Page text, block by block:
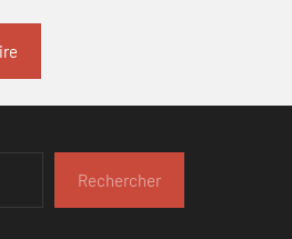
Rechercher